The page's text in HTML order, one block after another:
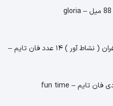
دمنوش مخلوط گیاهی زعفران ( نشاط آور ) ۱۴ عدد فان تایم –